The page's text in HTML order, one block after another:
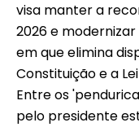
visa manter a
2026 e
em que elimina
Constituição e a
Entre os
pelo presidente